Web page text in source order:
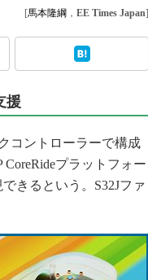
入門（EDN
[馬本隆綱 ， EE Times Japan]
援
コントローラーで構成
プラットフォー
きるという。S32Jファ